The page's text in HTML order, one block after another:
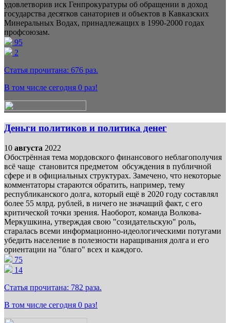
удовлетворив иск Генпрокуратуры об обращении в доход
государства десятков санаториев и объектов в Кавказских
Минеральных Водах, принадлежащих в 1990-2000 годах
профсоюзам.
95
2
Статья прочитана: 676 раз.
В том числе сегодня 0 раз!
Деньги политиков и политика денег
10 августа 2022
Обострённая тема мордовского финансового неблагополучия
всё чаще становится предметом обсуждения в публичной
сфере и в официальных структурах. Замечено, что некоторые
комментаторы стараются обратить, например, тему
республиканского долга, который ещё в 2020 году составлял
более 55 млрд. рублей, в ничего не значащий факт, с его
критической точки зрения. Наоборот, команда Волкова-
Меркушкина, утверждая свою "созидательскую" роль,
старалась всеми информационно-идеологическими потугами
убедить население в полезности наращивания долга и его
ориентации на "благо" всех и каждого.
75
14
Статья прочитана: 782 раза.
В том числе сегодня 0 раз!